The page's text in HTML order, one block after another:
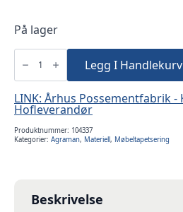
På lager
Agraman
Blå-
Rød
Possementfabrik
Metervare
antall
Legg I Handlekurv
LINK: Århus Possementfabrik -
Hofleverandør
Produktnummer: 104337
Kategorier: Agraman, Materiell, Møbeltapetsering
Beskrivelse